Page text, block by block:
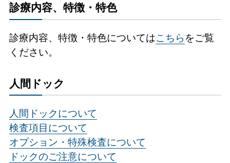
診療内容、特徴・特色
診療内容、特徴・特色についてはこちら をご覧
ください。
人間ドック
人間ドックについて
検査項目について
オプション・特殊検査について
ドックのご注意について